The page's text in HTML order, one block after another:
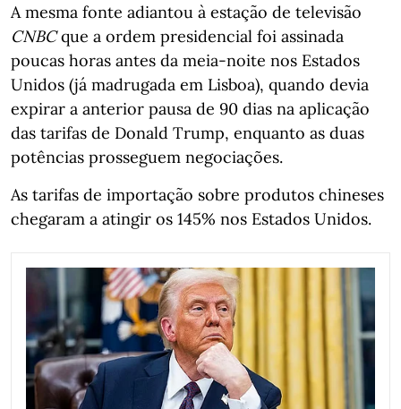
A mesma fonte adiantou à estação de televisão
CNBCque a ordem presidencial foi assinada
poucas horas antes da meia-noite nos Estados
Unidos (já madrugada em Lisboa), quando devia
expirar a anterior pausa de 90 dias na aplicação
das tarifas de Donald Trump, enquanto as duas
potências prosseguem negociações.
As tarifas de importação sobre produtos chineses
chegaram a atingir os 145% nos Estados Unidos.